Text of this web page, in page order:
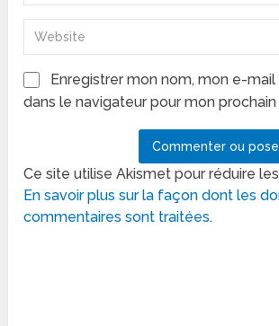
Enregistrer mon nom, mon e-
dans le navigateur pour mon
Ce site utilise Akismet pour réduire
En savoir plus sur la façon dont les
commentaires sont traitées.